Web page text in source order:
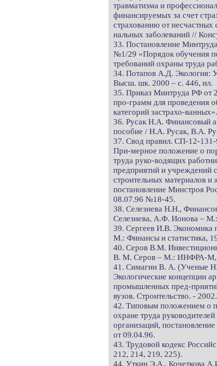
травматизма и
финансируемых за счет
страхованию от несчастных
нальных заболеваний //
33. Постановление
№1/29 «Порядок обучения
требований охраны труда
34. Потапов А.Д. Экология:
Высш. шк. 2000 – с. 446, ил.
35. Приказ Минтруда РФ от
про-грамм для проведения
категорий застрахо-ванных».
36. Русак Н.А. Финансовый
пособие / Н.А. Русак, В.А.
37. Свод правил. СП-12-131-
При-мерное положение о
труда руко-водящих
предприятий и учреждений
строительных материалов
постановление Минстроя
08.07.96 №18-45.
38. Селезнева Н.Н.,
Селезнева, А.Ф. Ионова –
39. Сергеев И.В. Экономика
М.: Финансы и статистика,
40. Серов В.М.
В. М. Серов – М.: ИНФРА-М,
41. Симагин В. А. (Ученые
Экологические концепции
промышленных пред-
вузов. Строительство. -
42. Типовым положением о
охране труда
организаций,
от 09.04.96.
43. Трудовой кодекс
212, 214, 219, 225).
44. Уткин Э.А., Кочеткова